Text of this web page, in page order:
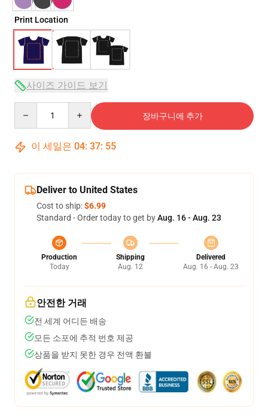
Print Location
사이즈 가이드 보기
장바구니에 추가
이 세일은 04: 37: 54
Deliver to United States
Cost to ship:$6.99
Standard - Order today to get byAug. 16 - Aug. 23
Production
Today
Shipping
Aug. 12
Delivered
Aug. 16 - Aug. 23
안전한 거래
전 세계 어디든 배송
모든 소포에 추적 번호 제공
상품을 받지 못한 경우 전액 환불